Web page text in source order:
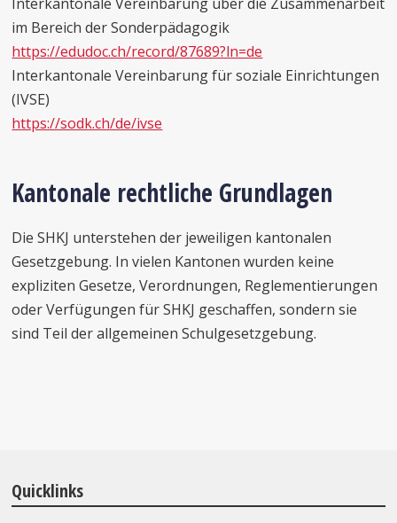
im Bereich der Sonderpädagogik
https://edudoc.ch/record/87689?ln=de
Interkantonale Vereinbarung für soziale Einrichtungen
(IVSE)
https://sodk.ch/de/ivse
Kantonale rechtliche Grundlagen
Die SHKJ unterstehen der jeweiligen kantonalen
Gesetzgebung. In vielen Kantonen wurden keine
expliziten Gesetze, Verordnungen, Reglementierungen
oder Verfügungen für SHKJ geschaffen, sondern sie
sind Teil der allgemeinen Schulgesetzgebung.
Quicklinks